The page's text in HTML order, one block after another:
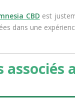
CBD est
dans une